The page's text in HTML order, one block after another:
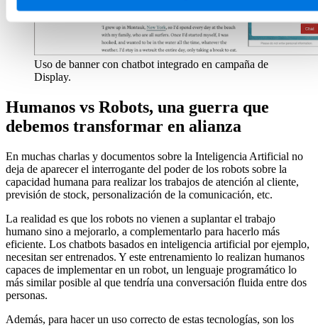
Uso de banner con chatbot integrado en campaña de
Display.
Humanos vs Robots, una guerra que
debemos transformar en alianza
En muchas charlas y documentos sobre la Inteligencia Artificial no
deja de aparecer el interrogante del poder de los robots sobre la
capacidad humana para realizar los trabajos de atención al cliente,
previsión de stock, personalización de la comunicación, etc.
La realidad es que los robots no vienen a suplantar el trabajo
humano sino a mejorarlo, a complementarlo para hacerlo más
eficiente. Los chatbots basados en inteligencia artificial por ejemplo,
necesitan ser entrenados. Y este entrenamiento lo realizan humanos
capaces de implementar en un robot, un lenguaje programático lo
más similar posible al que tendría una conversación fluida entre dos
personas.
Además, para hacer un uso correcto de estas tecnologías, son los